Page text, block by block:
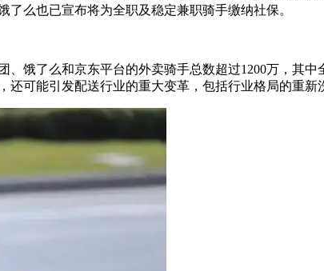
么也已宣布将为全职及稳定兼职骑手缴纳社保。
饿了么和京东平台的外卖骑手总数超过1200万，其
可能引发配送行业的重大变革，包括行业格局的重